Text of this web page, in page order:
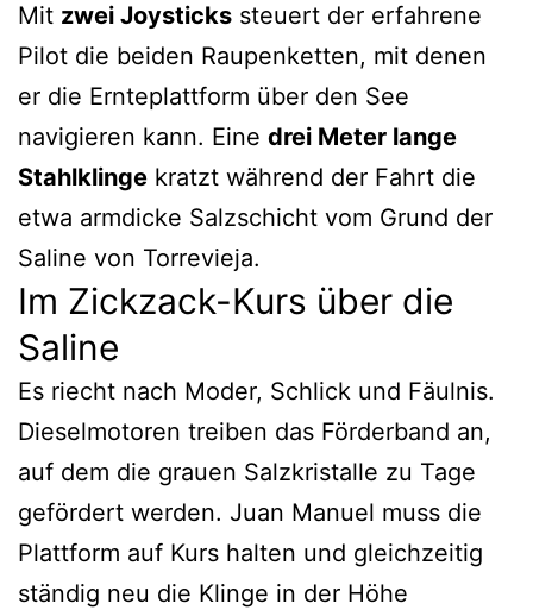
Mit zwei Joysticks steuert der erfahrene
Pilot die beiden Raupenketten, mit denen
er die Ernteplattform über den See
navigieren kann. Eine drei Meter lange
Stahlklinge kratzt während der Fahrt die
etwa armdicke Salzschicht vom Grund der
Saline von Torrevieja.
Im Zickzack-Kurs über die
Saline
Es riecht nach Moder, Schlick und Fäulnis.
Dieselmotoren treiben das Förderband an,
auf dem die grauen Salzkristalle zu Tage
gefördert werden. Juan Manuel muss die
Plattform auf Kurs halten und gleichzeitig
ständig neu die Klinge in der Höhe